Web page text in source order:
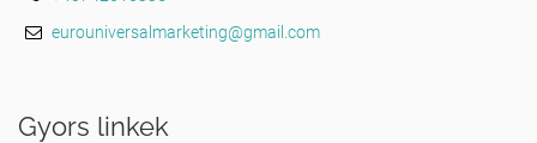
eurouniversalmarketing@gmail.com
Gyors linkek